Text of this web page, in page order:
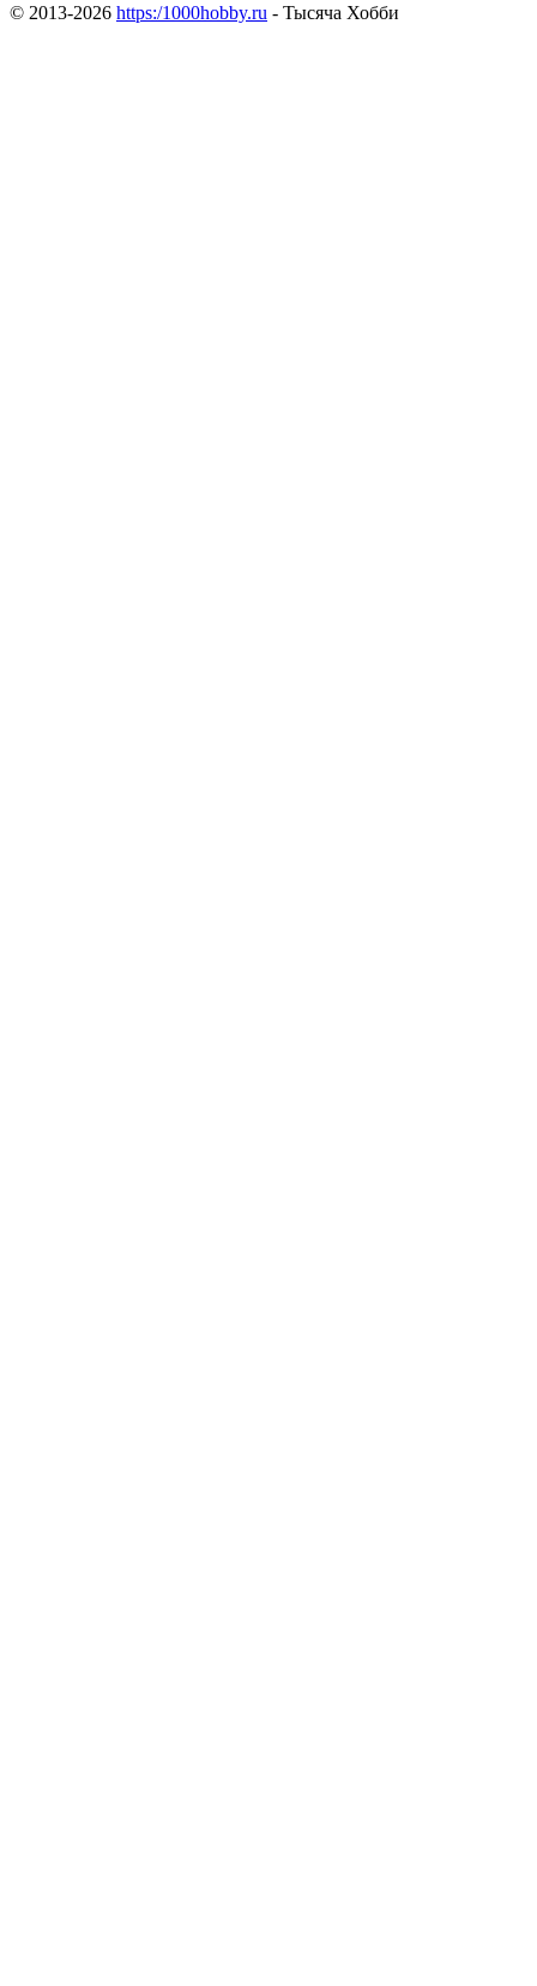
© 2013-2026 https:/1000hobby.ru - Тысяча Хобби